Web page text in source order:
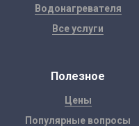
Водонагревателя
Все услуги
Полезное
Цены
Популярные вопросы